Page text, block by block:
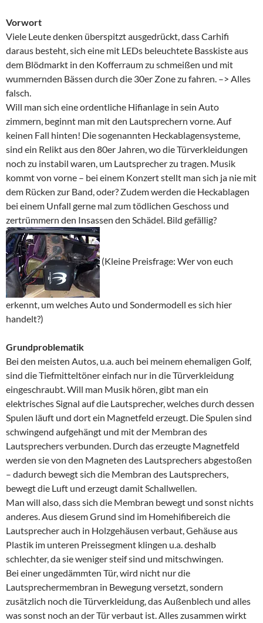
Vorwort
Viele Leute denken überspitzt ausgedrückt, dass Carhifi
daraus besteht, sich eine mit LEDs beleuchtete Basskiste aus
dem Blödmarkt in den Kofferraum zu schmeißen und mit
wummernden Bässen durch die 30er Zone zu fahren. –> Alles
falsch.
Will man sich eine ordentliche Hifianlage in sein Auto
zimmern, beginnt man mit den Lautsprechern vorne. Auf
keinen Fall hinten! Die sogenannten Heckablagensysteme,
sind ein Relikt aus den 80er Jahren, wo die Türverkleidungen
noch zu instabil waren, um Lautsprecher zu tragen. Musik
kommt von vorne – bei einem Konzert stellt man sich ja nie mit
dem Rücken zur Band, oder? Zudem werden die Heckablagen
bei einem Unfall gerne mal zum tödlichen Geschoss und
zertrümmern den Insassen den Schädel. Bild gefällig?
(Kleine Preisfrage: Wer von euch
erkennt, um welches Auto und Sondermodell es sich hier
handelt?)
Grundproblematik
Bei den meisten Autos, u.a. auch bei meinem ehemaligen Golf,
sind die Tiefmitteltöner einfach nur in die Türverkleidung
eingeschraubt. Will man Musik hören, gibt man ein
elektrisches Signal auf die Lautsprecher, welches durch dessen
Spulen läuft und dort ein Magnetfeld erzeugt. Die Spulen sind
schwingend aufgehängt und mit der Membran des
Lautsprechers verbunden. Durch das erzeugte Magnetfeld
werden sie von den Magneten des Lautsprechers abgestoßen
– dadurch bewegt sich die Membran des Lautsprechers,
bewegt die Luft und erzeugt damit Schallwellen.
Man will also, dass sich die Membran bewegt und sonst nichts
anderes. Aus diesem Grund sind im Homehifibereich die
Lautsprecher auch in Holzgehäusen verbaut, Gehäuse aus
Plastik im unteren Preissegment klingen u.a. deshalb
schlechter, da sie weniger steif sind und mitschwingen.
Bei einer ungedämmten Tür, wird nicht nur die
Lautsprechermembran in Bewegung versetzt, sondern
zusätzlich noch die Türverkleidung, das Außenblech und alles
was sonst noch an der Tür verbaut ist. Alles zusammen wirkt